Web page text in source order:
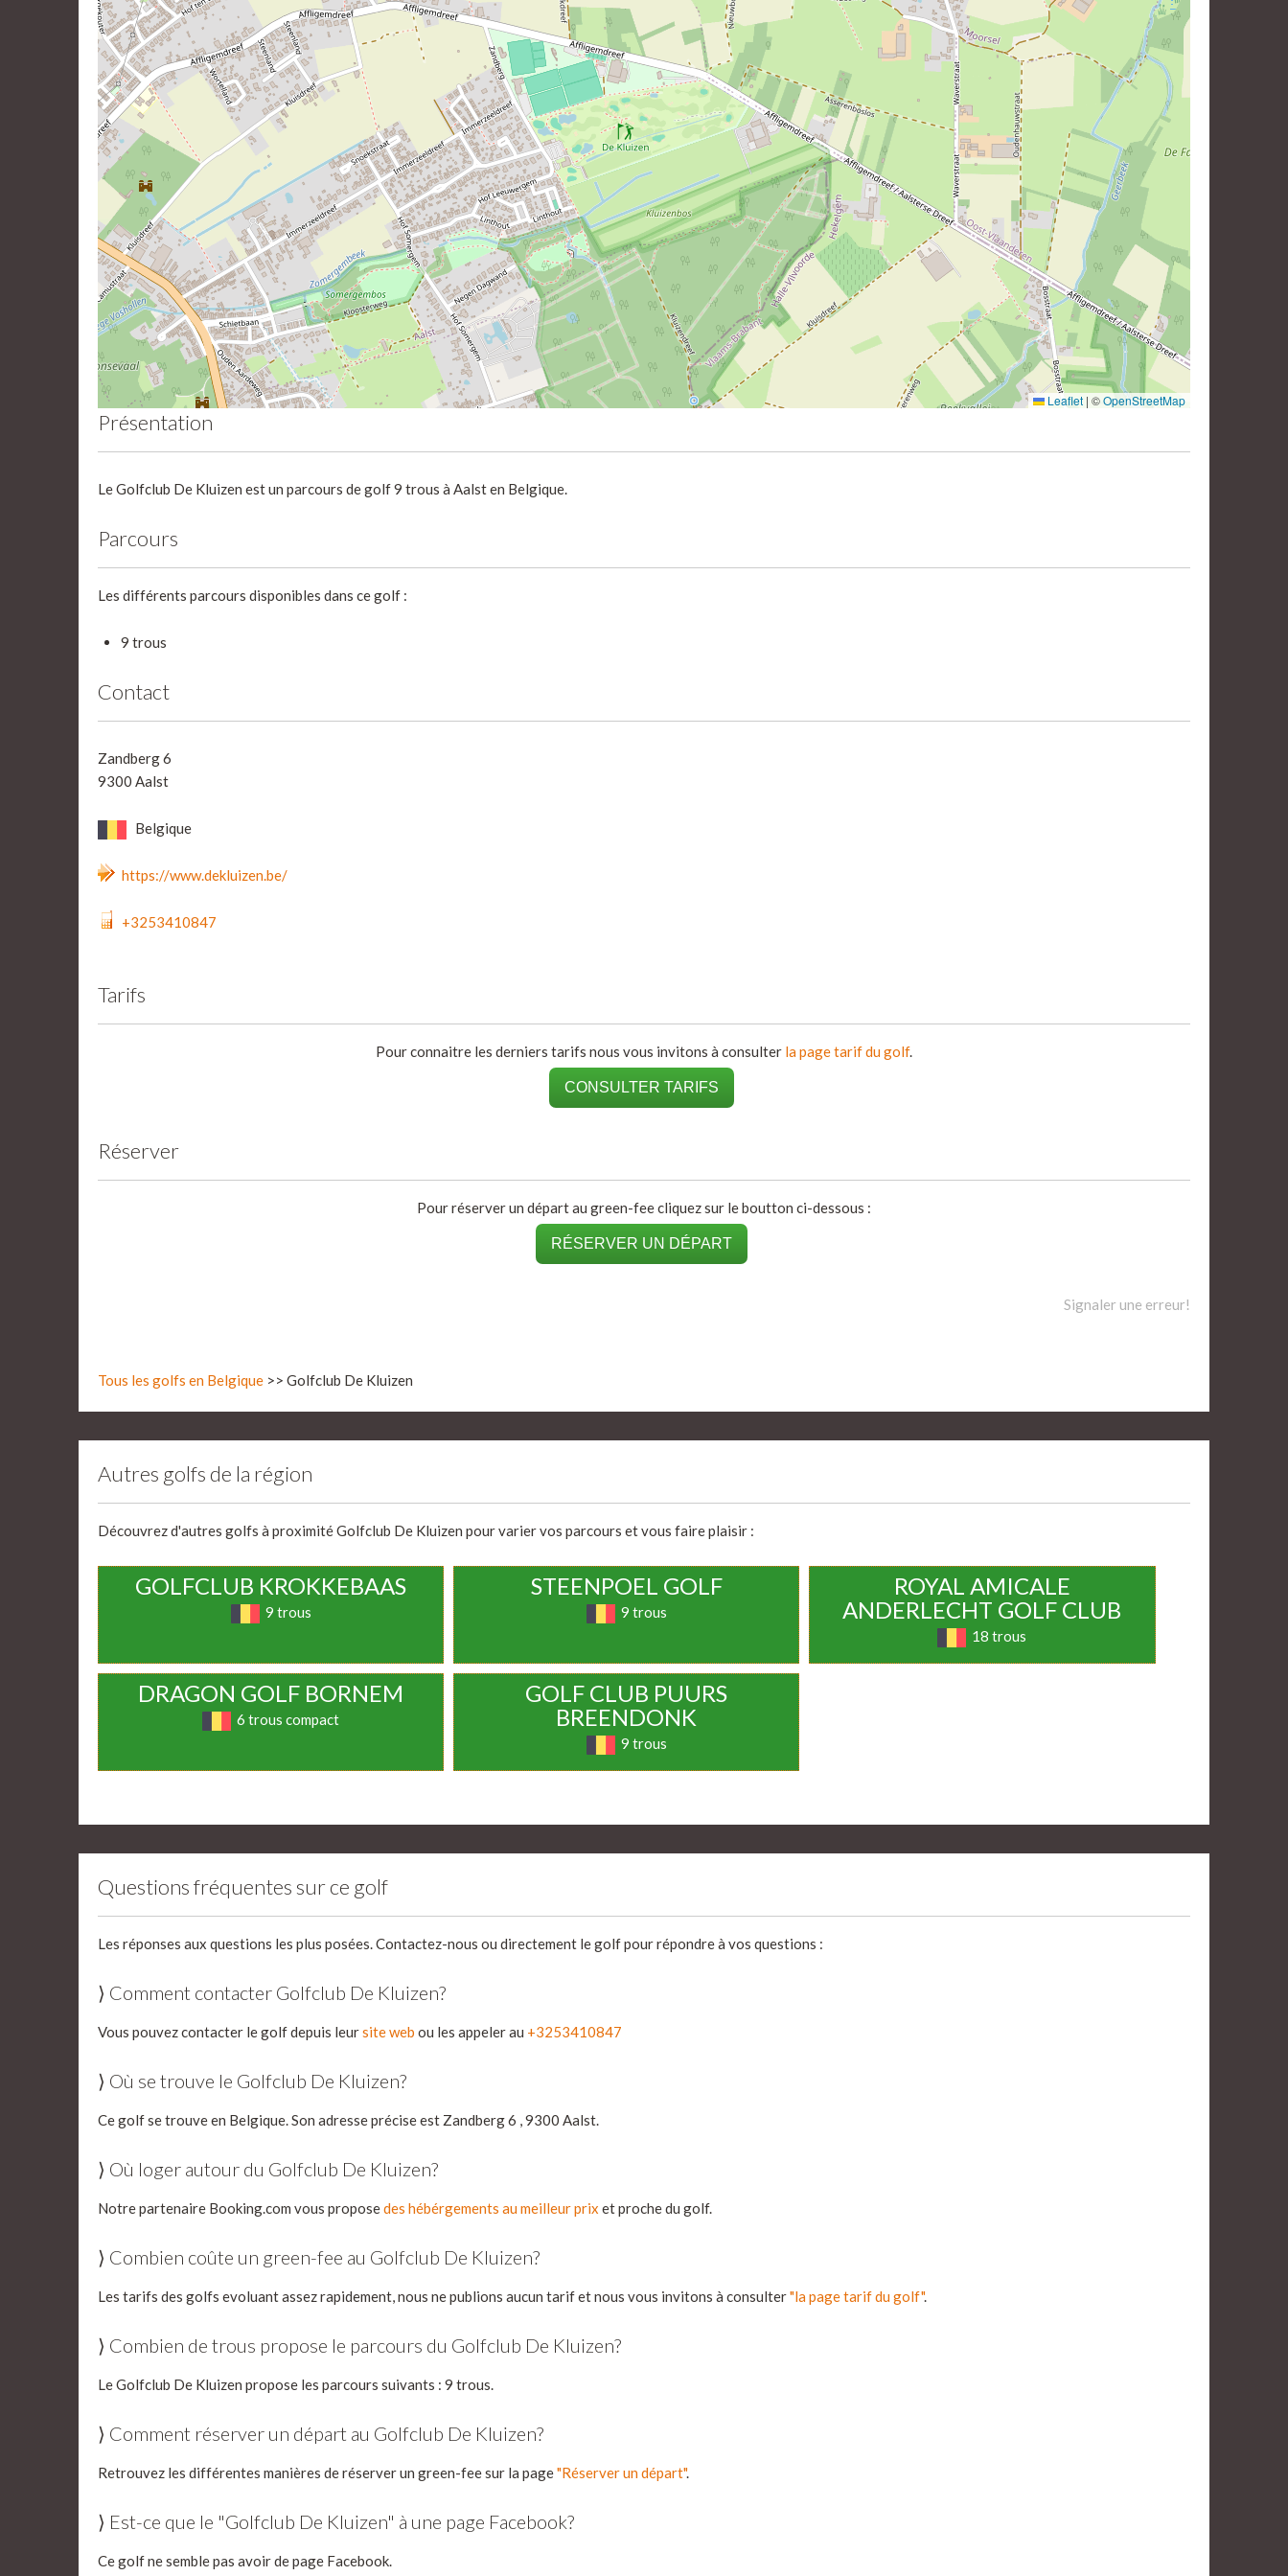
Leaflet | ©OpenStreetMap
Présentation
Le Golfclub De Kluizen est un parcours de golf 9 trous à Aalst en Belgique.
Parcours
Les différents parcours disponibles dans ce golf :
9 trous
Contact
Zandberg 6
9300 Aalst
Belgique
https://www.dekluizen.be/
+3253410847
Tarifs
Pour connaitre les derniers tarifs nous vous invitons à consulter la page tarif du golf.
CONSULTER TARIFS
Réserver
Pour réserver un départ au green-fee cliquez sur le boutton ci-dessous :
RÉSERVER UN DÉPART
Signaler une erreur!
Tous les golfs en Belgique >> Golfclub De Kluizen
Autres golfs de la région
Découvrez d'autres golfs à proximité Golfclub De Kluizen pour varier vos parcours et vous faire plaisir :
GOLFCLUB KROKKEBAAS
9 trous
STEENPOEL GOLF
9 trous
ROYAL AMICALE
ANDERLECHT GOLF CLUB
18 trous
DRAGON GOLF BORNEM
6 trous compact
GOLF CLUB PUURS
BREENDONK
9 trous
Questions fréquentes sur ce golf
Les réponses aux questions les plus posées. Contactez-nous ou directement le golf pour répondre à vos questions :
⟩ Comment contacter Golfclub De Kluizen?
Vous pouvez contacter le golf depuis leursite web ou les appeler au +3253410847
⟩ Où se trouve le Golfclub De Kluizen?
Ce golf se trouve en Belgique. Son adresse précise est Zandberg 6 , 9300 Aalst.
⟩ Où loger autour du Golfclub De Kluizen?
Notre partenaire Booking.com vous proposedes hébérgements au meilleur prix et proche du golf.
⟩ Combien coûte un green-fee au Golfclub De Kluizen?
Les tarifs des golfs evoluant assez rapidement, nous ne publions aucun tarif et nous vous invitons à consulter"la page tarif du golf".
⟩ Combien de trous propose le parcours du Golfclub De Kluizen?
Le Golfclub De Kluizen propose les parcours suivants : 9 trous.
⟩ Comment réserver un départ au Golfclub De Kluizen?
Retrouvez les différentes manières de réserver un green-fee sur la page"Réserver un départ".
⟩ Est-ce que le "Golfclub De Kluizen" à une page Facebook?
Ce golf ne semble pas avoir de page Facebook.